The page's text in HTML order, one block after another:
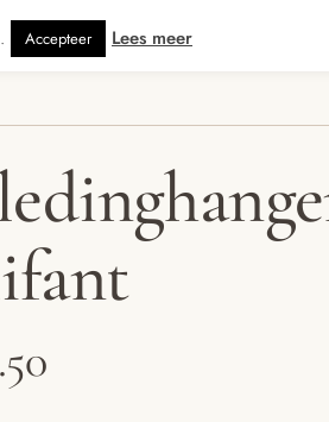
★★★★★ · Gratis verzending vanaf € 70 ·
Accepteer Lees meer